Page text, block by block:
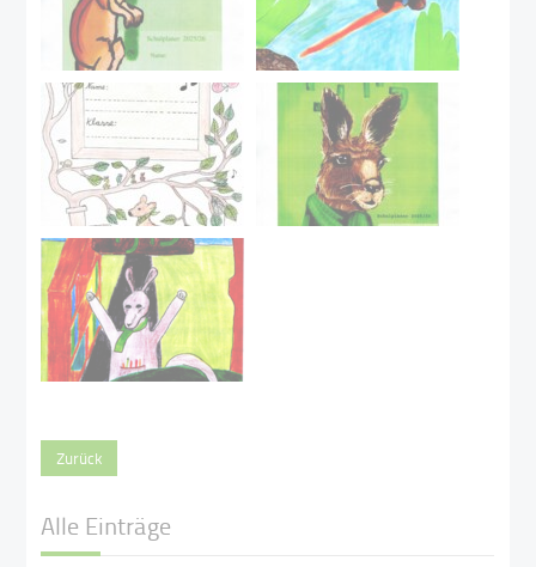
Zurück
Alle Einträge